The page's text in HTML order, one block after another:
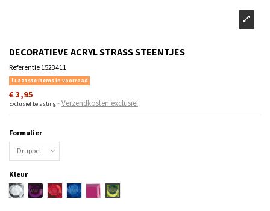
DECORATIEVE ACRYL STRASS STEENTJES
Referentie 1523411
Laatste items in voorraad
€ 3,95
Exclusief belasting Verzendkosten exclusief
Formulier
Kleur
CrèmewitRoodlilaRood SaffierRoze Licht